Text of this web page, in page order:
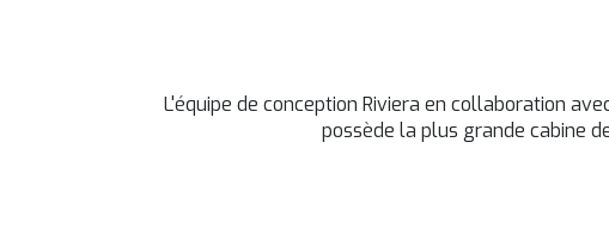
L'équipe de conception Riviera en collaboration
possède la plus grande cabine